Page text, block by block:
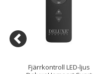
Fjärrkontroll LED-ljus